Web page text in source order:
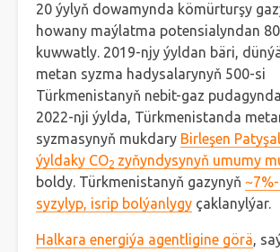
20 ýylyň dowamynda kömürturşy
howany maýlatma potensialyndan
kuwwatly. 2019-njy ýyldan bäri,
metan syzma hadysalarynyň 500-si
Türkmenistanyň nebit-gaz
2022-nji ýylda, Türkmenistanda
syzmasynyň mukdary Birleşen
ýyldaky CO2 zyňyndysynyň umumy
boldy. Türkmenistanyň gazynyň
syzylyp, isrip bolýanlygy çaklanylýar.
Halkara energiýa agentligine görä,